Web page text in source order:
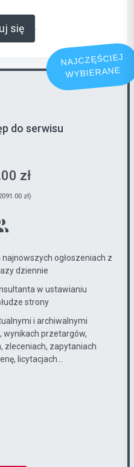
się .
NAJCZĘŚCIEJ
WYBIERANE
do serwisu
zł
zł)
ogłoszeniach z
dziennie
w ustawianiu
strony
i archiwalnymi
wynikach przetargów,
zleceniach, zapytaniach
licytacjach...